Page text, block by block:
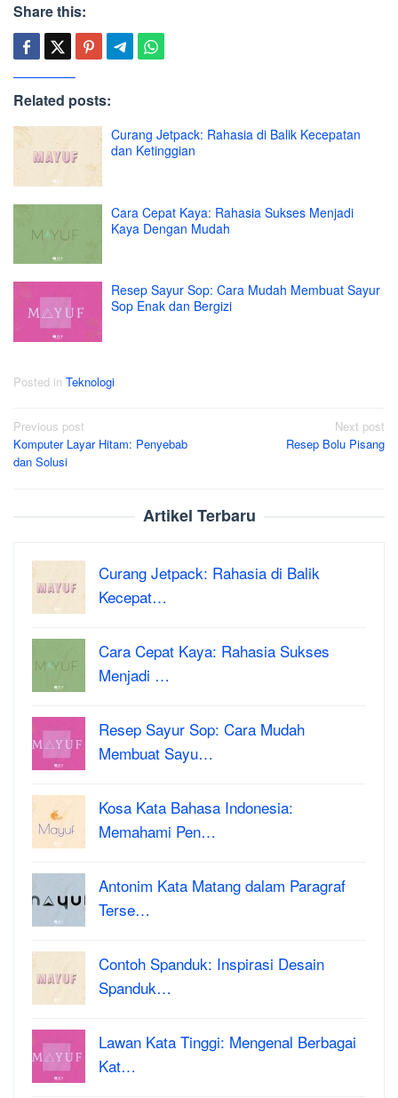
Share this:
Related posts:
Curang Jetpack: Rahasia di Balik Kecepatan
dan Ketinggian
Cara Cepat Kaya: Rahasia Sukses Menjadi
Kaya Dengan Mudah
Resep Sayur Sop: Cara Mudah Membuat Sayur
Sop Enak dan Bergizi
Posted in Teknologi
Post
navigation
Previous post
Komputer Layar Hitam: Penyebab
dan Solusi
Next post
Resep Bolu Pisang
Artikel Terbaru
Curang Jetpack: Rahasia di Balik
Kecepat…
Cara Cepat Kaya: Rahasia Sukses
Menjadi …
Resep Sayur Sop: Cara Mudah
Membuat Sayu…
Kosa Kata Bahasa Indonesia:
Memahami Pen…
Antonim Kata Matang dalam Paragraf
Terse…
Contoh Spanduk: Inspirasi Desain
Spanduk…
Lawan Kata Tinggi: Mengenal Berbagai
Kat…